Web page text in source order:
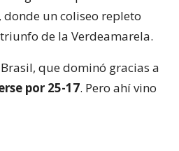
un coliseo repleto
de la Verdeamarela.
que dominó gracias a
por 25-17. Pero ahí vino